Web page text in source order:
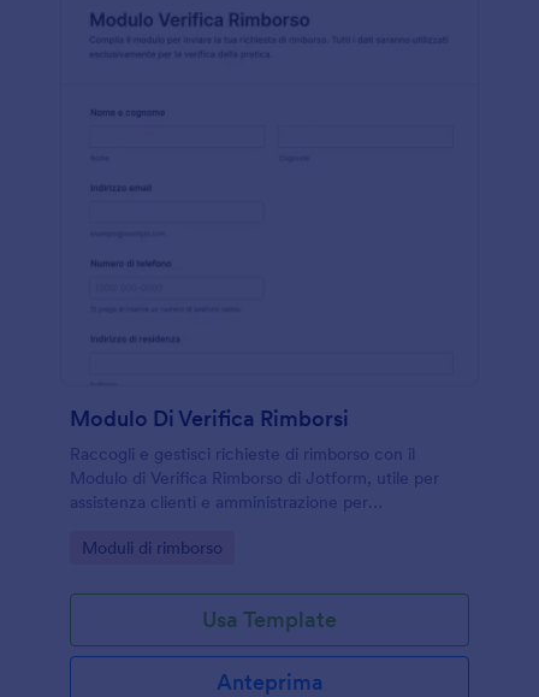
Modulo Di Verifica Rimborsi
Raccogli e gestisci richieste di rimborso con il
Modulo di Verifica Rimborso di Jotform, utile per
assistenza clienti e amministrazione per
valutazione delle pratiche.
Go to Category:
Moduli di rimborso
Usa Template
Anteprima